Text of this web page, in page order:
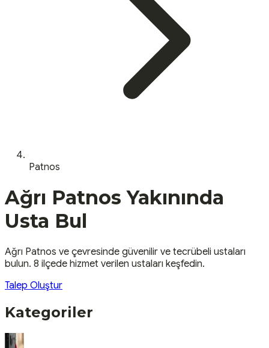
Patnos
Ağrı Patnos Yakınında
Usta Bul
Ağrı Patnos ve çevresinde güvenilir ve tecrübeli ustaları
bulun. 8 ilçede hizmet verilen ustaları keşfedin.
Talep Oluştur
Kategoriler